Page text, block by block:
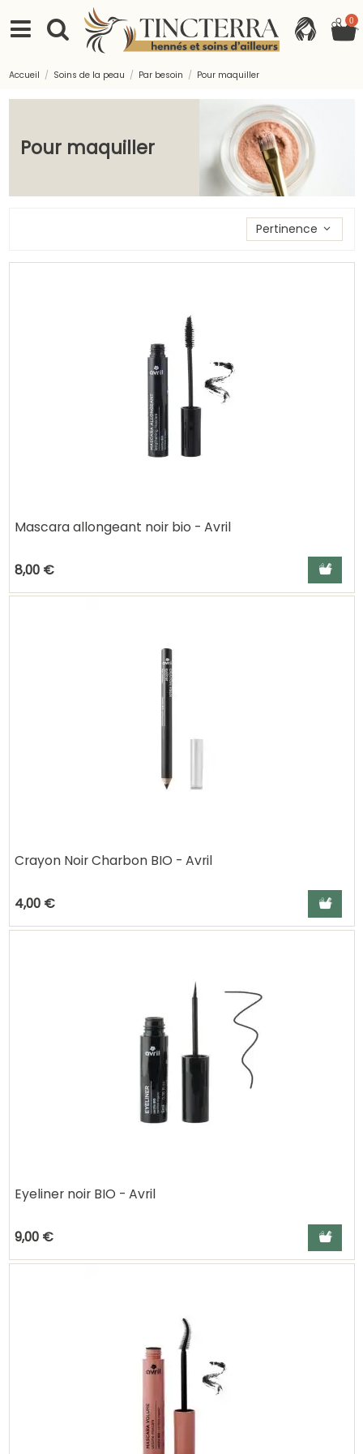
0
Accueil Soins de la peau Par besoin Pour maquiller
Pour maquiller
Trier les produits par
Pertinence
Mascara allongeant noir bio - Avril
8,00 € Ajouter
Crayon Noir Charbon BIO - Avril
4,00 € Ajouter
Eyeliner noir BIO - Avril
9,00 € Ajouter